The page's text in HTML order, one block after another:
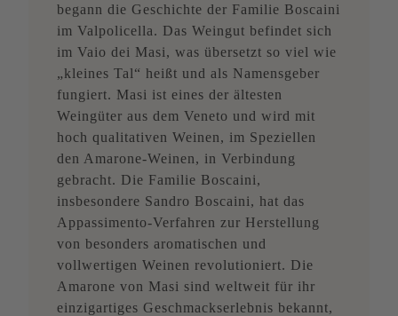
begann die Geschichte der Familie Boscaini
im Valpolicella. Das Weingut befindet sich
im Vaio dei Masi, was übersetzt so viel wie
„kleines Tal“ heißt und als Namensgeber
fungiert. Masi ist eines der ältesten
Weingüter aus dem Veneto und wird mit
hoch qualitativen Weinen, im Speziellen
den Amarone-Weinen, in Verbindung
gebracht. Die Familie Boscaini,
insbesondere Sandro Boscaini, hat das
Appassimento-Verfahren zur Herstellung
von besonders aromatischen und
vollwertigen Weinen revolutioniert. Die
Amarone von Masi sind weltweit für ihr
einzigartiges Geschmackserlebnis bekannt,